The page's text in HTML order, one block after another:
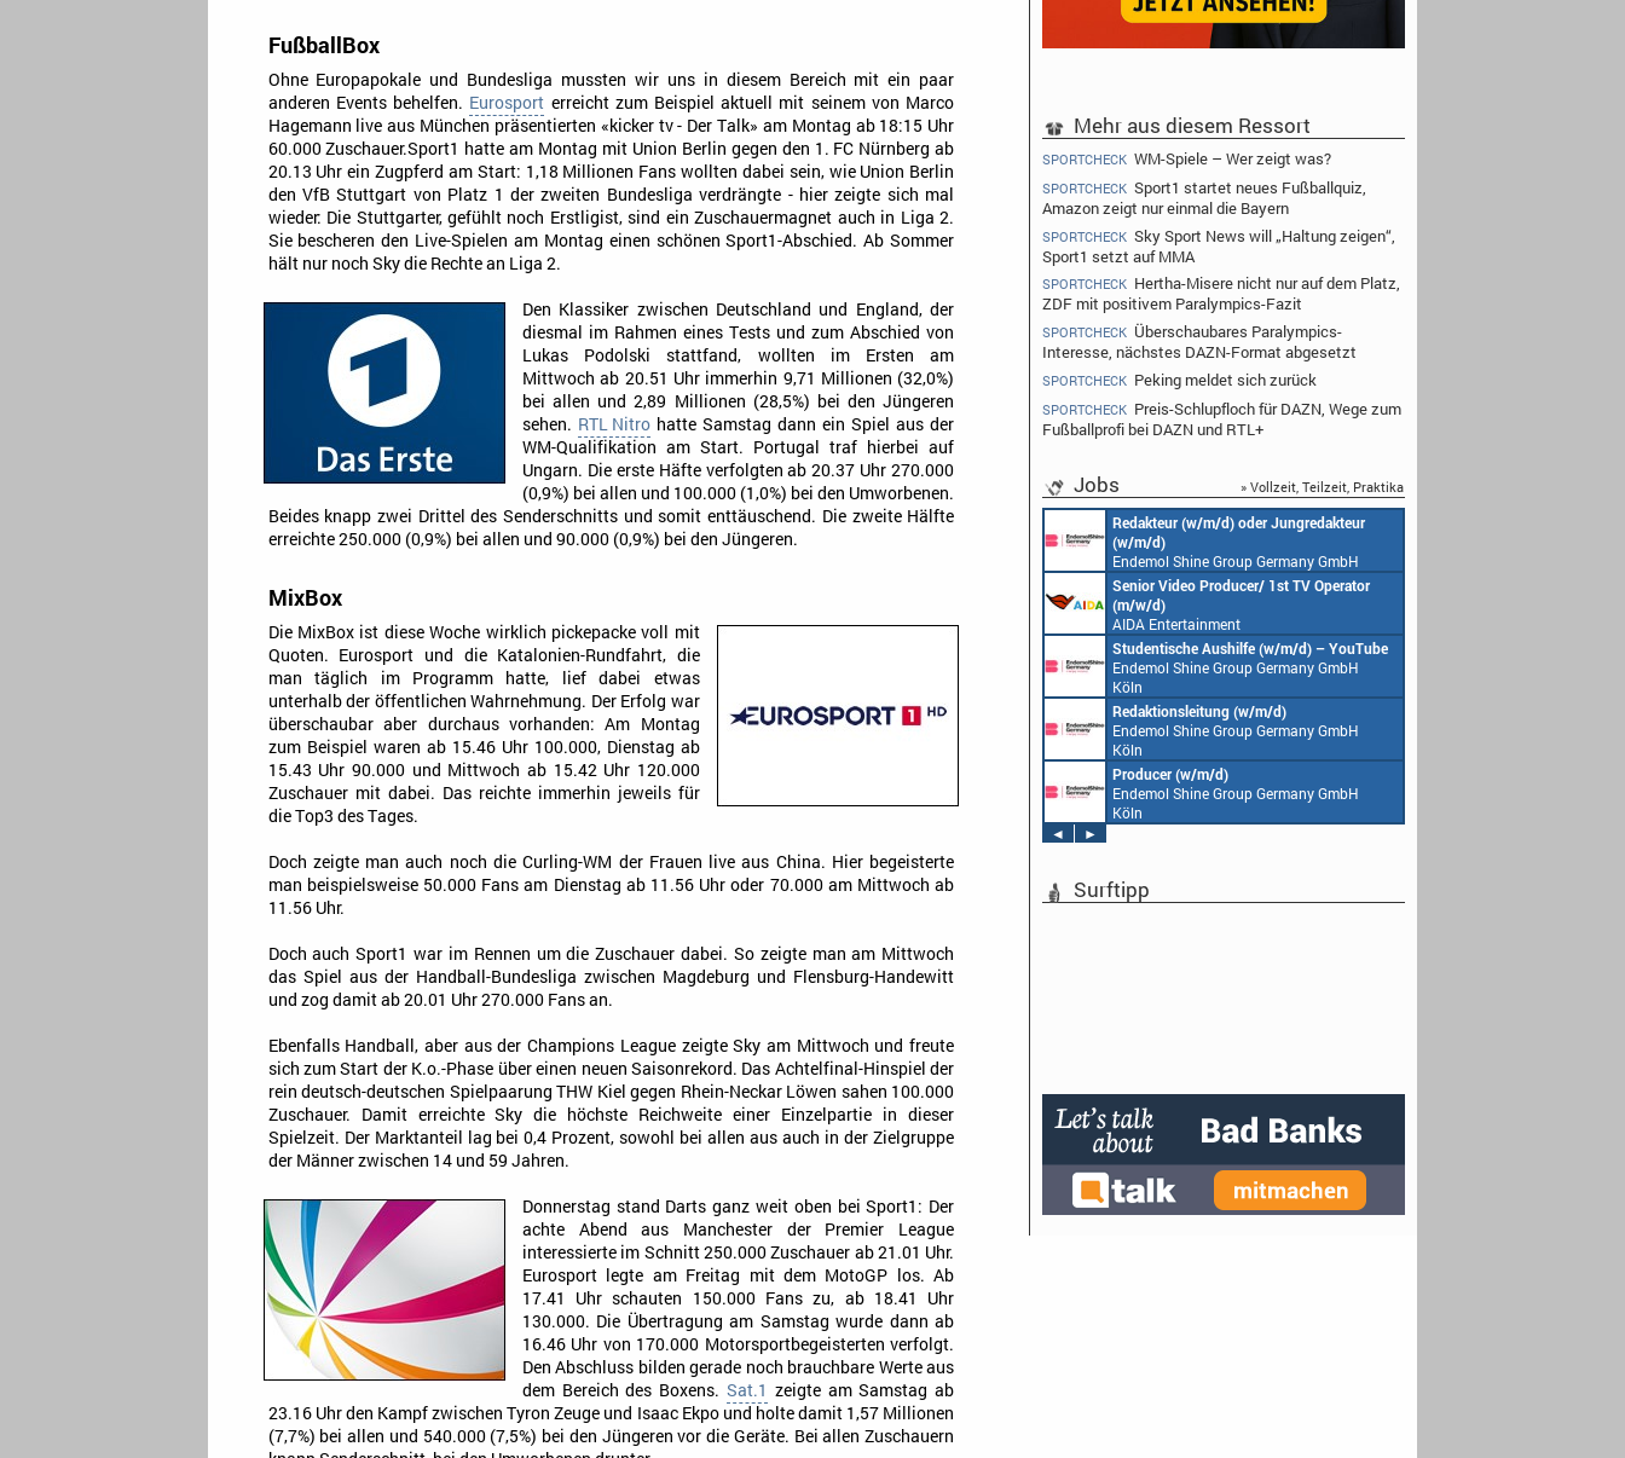
FußballBox
Ohne Europapokale und Bundesliga mussten wir uns in diesem Bereich mit ein paar
anderen Events behelfen. Eurosport erreicht zum Beispiel aktuell mit seinem von Marco
Hagemann live aus München präsentierten «kicker tv - Der Talk» am Montag ab 18:15 Uhr
60.000 Zuschauer.Sport1 hatte am Montag mit Union Berlin gegen den 1. FC Nürnberg ab
20.13 Uhr ein Zugpferd am Start: 1,18 Millionen Fans wollten dabei sein, wie Union Berlin
den VfB Stuttgart von Platz 1 der zweiten Bundesliga verdrängte - hier zeigte sich mal
wieder: Die Stuttgarter, gefühlt noch Erstligist, sind ein Zuschauermagnet auch in Liga 2.
Sie bescheren den Live-Spielen am Montag einen schönen Sport1-Abschied. Ab Sommer
hält nur noch Sky die Rechte an Liga 2.
Den Klassiker zwischen Deutschland und England, der
diesmal im Rahmen eines Tests und zum Abschied von
Lukas Podolski stattfand, wollten im Ersten am
Mittwoch ab 20.51 Uhr immerhin 9,71 Millionen (32,0%)
bei allen und 2,89 Millionen (28,5%) bei den Jüngeren
sehen. RTL Nitrohatte Samstag dann ein Spiel aus der
WM-Qualifikation am Start. Portugal traf hierbei auf
Ungarn. Die erste Häfte verfolgten ab 20.37 Uhr 270.000
(0,9%) bei allen und 100.000 (1,0%) bei den Umworbenen.
Beides knapp zwei Drittel des Senderschnitts und somit enttäuschend. Die zweite Hälfte
erreichte 250.000 (0,9%) bei allen und 90.000 (0,9%) bei den Jüngeren.
MixBox
Die MixBox ist diese Woche wirklich pickepacke voll mit
Quoten. Eurosport und die Katalonien-Rundfahrt, die
man täglich im Programm hatte, lief dabei etwas
unterhalb der öffentlichen Wahrnehmung. Der Erfolg war
überschaubar aber durchaus vorhanden: Am Montag
zum Beispiel waren ab 15.46 Uhr 100.000, Dienstag ab
15.43 Uhr 90.000 und Mittwoch ab 15.42 Uhr 120.000
Zuschauer mit dabei. Das reichte immerhin jeweils für
die Top3 des Tages.
Doch zeigte man auch noch die Curling-WM der Frauen live aus China. Hier begeisterte
man beispielsweise 50.000 Fans am Dienstag ab 11.56 Uhr oder 70.000 am Mittwoch ab
11.56 Uhr.
Doch auch Sport1 war im Rennen um die Zuschauer dabei. So zeigte man am Mittwoch
das Spiel aus der Handball-Bundesliga zwischen Magdeburg und Flensburg-Handewitt
und zog damit ab 20.01 Uhr 270.000 Fans an.
Ebenfalls Handball, aber aus der Champions League zeigte Sky am Mittwoch und freute
sich zum Start der K.o.-Phase über einen neuen Saisonrekord. Das Achtelfinal-Hinspiel der
rein deutsch-deutschen Spielpaarung THW Kiel gegen Rhein-Neckar Löwen sahen 100.000
Zuschauer. Damit erreichte Sky die höchste Reichweite einer Einzelpartie in dieser
Spielzeit. Der Marktanteil lag bei 0,4 Prozent, sowohl bei allen aus auch in der Zielgruppe
der Männer zwischen 14 und 59 Jahren.
Donnerstag stand Darts ganz weit oben bei Sport1: Der
achte Abend aus Manchester der Premier League
interessierte im Schnitt 250.000 Zuschauer ab 21.01 Uhr.
Eurosport legte am Freitag mit dem MotoGP los. Ab
17.41 Uhr schauten 150.000 Fans zu, ab 18.41 Uhr
130.000. Die Übertragung am Samstag wurde dann ab
16.46 Uhr von 170.000 Motorsportbegeisterten verfolgt.
Den Abschluss bilden gerade noch brauchbare Werte aus
dem Bereich des Boxens.Sat.1 zeigte am Samstag ab
23.16 Uhr den Kampf zwischen Tyron Zeuge und Isaac Ekpo und holte damit 1,57 Millionen
(7,7%) bei allen und 540.000 (7,5%) bei den Jüngeren vor die Geräte. Bei allen Zuschauern
Mehr aus diesem Ressort
SPORTCHECK WM-Spiele – Wer zeigt was?
SPORTCHECK Sport1 startet neues Fußballquiz,
Amazon zeigt nur einmal die Bayern
SPORTCHECK Sky Sport News will „Haltung zeigen“,
Sport1 setzt auf MMA
SPORTCHECK Hertha-Misere nicht nur auf dem Platz,
ZDF mit positivem Paralympics-Fazit
SPORTCHECK Überschaubares Paralympics-
Interesse, nächstes DAZN-Format abgesetzt
SPORTCHECK Peking meldet sich zurück
SPORTCHECK Preis-Schlupfloch für DAZN, Wege zum
Fußballprofi bei DAZN und RTL+
Jobs » Vollzeit, Teilzeit, Praktika
Pflichtpraktikant (w/m/d) Redaktion
Endemol Shine Group Germany GmbH
Hamburg
AIDA Entertainment
an Bord unserer Schiffe
Sound Operator / Fachkraft für
Veranstaltungstechnik (m/w/d) -
an Bord unserer Schiffe
Redakteur (w/m/d) oder Jungredakteur
(w/m/d)
Endemol Shine Group Germany GmbH
Köln
Senior Video Producer/ 1st TV Operator
(m/w/d)
AIDA Entertainment
an Bord unserer Schiffe
Studentische Aushilfe (w/m/d) – YouTube
Endemol Shine Group Germany GmbH
Köln
Redaktionsleitung (w/m/d)
Endemol Shine Group Germany GmbH
Köln
Producer (w/m/d)
Endemol Shine Group Germany GmbH
Köln
◄
►
Surftipp